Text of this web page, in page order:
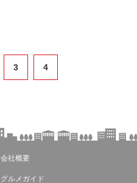
3 4
会社概要
グルメガイド